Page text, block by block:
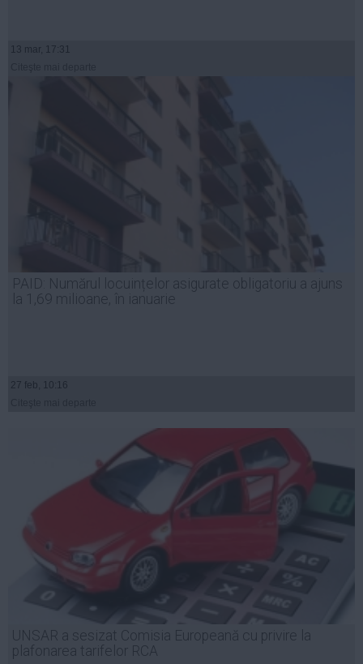
13 mar, 17:31
PAID: Numărul locuințelor asigurate obligatoriu a ajuns
la 1,69 milioane, în ianuarie
27 feb, 10:16
UNSAR a sesizat Comisia Europeană cu privire la
plafonarea tarifelor RCA